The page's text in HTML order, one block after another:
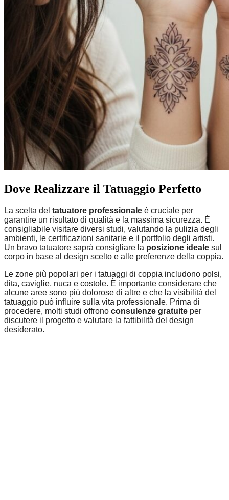
Dove Realizzare il Tatuaggio Perfetto
La scelta del tatuatore professionale è cruciale per
garantire un risultato di qualità e la massima sicurezza. È
consigliabile visitare diversi studi, valutando la pulizia degli
ambienti, le certificazioni sanitarie e il portfolio degli artisti.
Un bravo tatuatore saprà consigliare la posizione ideale sul
corpo in base al design scelto e alle preferenze della coppia.
Le zone più popolari per i tatuaggi di coppia includono polsi,
dita, caviglie, nuca e costole. È importante considerare che
alcune aree sono più dolorose di altre e che la visibilità del
tatuaggio può influire sulla vita professionale. Prima di
procedere, molti studi offrono consulenze gratuite per
discutere il progetto e valutare la fattibilità del design
desiderato.